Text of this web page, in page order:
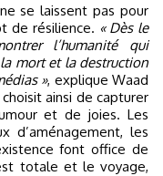
se laissent pas pour
de résilience. « Dès le
l’humanité qui
mort et la destruction
», explique Waad
ainsi de capturer
et de joies. Les
d’aménagement, les
font office de
totale et le voyage,